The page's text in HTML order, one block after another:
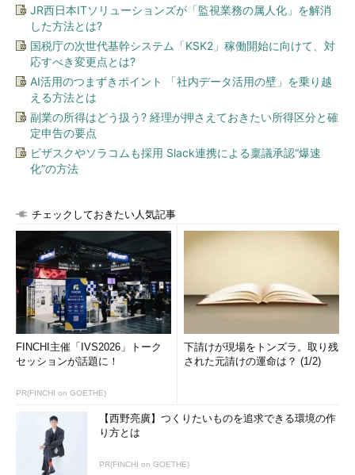
す。一方ローソンは、am/pmが立ち直ってくれない限り、株式
は紙くずとなり、200億円の貸付はすべて貸倒損失ということに
なります。ローソンとしてもそれを承知の上で取引に合意してい
ます。いったいなぜでしょうか。
【キーワード】 貸付金
投資先などに貸したお金のこと。借りた側
（ここではam/pm）は返済義務を負う。一
方株式は、発行側（ここではam/pm）が返
【3】ローソンは相乗効果を見込んでいる
現状、am/pmは財務諸表だけを見ると資産価値のない会社で
すが、ローソンにとって魅力的な部分があるのです。これまで、
JR西日本ITソリューションズが「監視業務の属人化」を解消
した方法とは?
国税庁の次世代基幹システム「KSK2」稼働開始に向けて、対
応すべき変更点とは?
AI活用のつまずきポイント 「社内データ活用の壁」を乗り越
える方法とは
副業の所得はどう扱う? 経理が押さえておきたい所得区分と確
定申告の要点
ビザスクやソラコムも採用 Slack連携による稟議承認“爆速
化”の方法
チェックしておきたい人気記事
FINCHI主催「IVS2026」トーク
セッションが話題に！
PR(FINCHI on GOETHE)
下請けが現場をトンズラ。取り残
された元請けの運命は？ (1/2)
【西野亮廣】つくりたいものを追求できる環境の作
り方とは
PR(FINCHI on GOETHE)